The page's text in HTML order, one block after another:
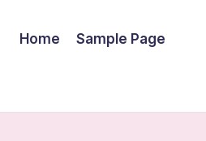
Home Sample Page